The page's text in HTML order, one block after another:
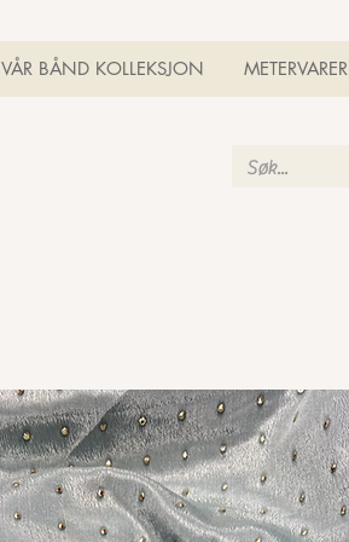
VÅR BÅND KOLLEKSJON METERVARER